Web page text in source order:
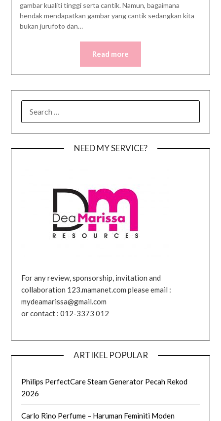
gambar kualiti tinggi serta cantik. Namun, bagaimana
hendak mendapatkan gambar yang cantik sedangkan kita
bukan jurufoto dan…
Read more
NEED MY SERVICE?
For any review, sponsorship, invitation and
collaboration 123.mamanet.com please email :
mydeamarissa@gmail.com
or contact : 012-3373 012
ARTIKEL POPULAR
Philips PerfectCare Steam Generator Pecah Rekod
2026
Carlo Rino Perfume – Haruman Feminiti Moden